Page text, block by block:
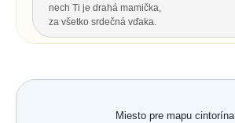
nech Ti je drahá mamička,
za všetko srdečná vďaka.
čo s vďakou dnes Ti môžem dať...
a potom už len spomínať.Miesto pre mapu cintorína.